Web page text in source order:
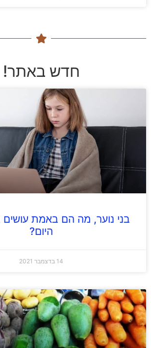
חדש באתר!
בני נוער, מה הם באמת
היום?
14 בדצמבר 2021